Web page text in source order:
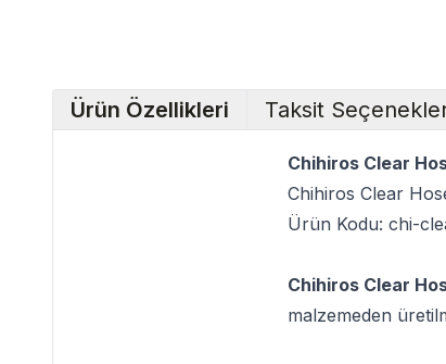
Ürün Özellikleri Taksit
Chihiros Clear
Chihiros Clear
Ürün Kodu: chi-
Chihiros Clear
malzemeden